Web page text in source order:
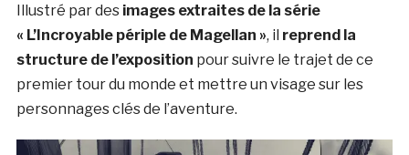
Illustré par des images extraites de la série
« L’Incroyable périple de Magellan », il reprend la
structure de l’exposition pour suivre le trajet de ce
premier tour du monde et mettre un visage sur les
personnages clés de l’aventure.